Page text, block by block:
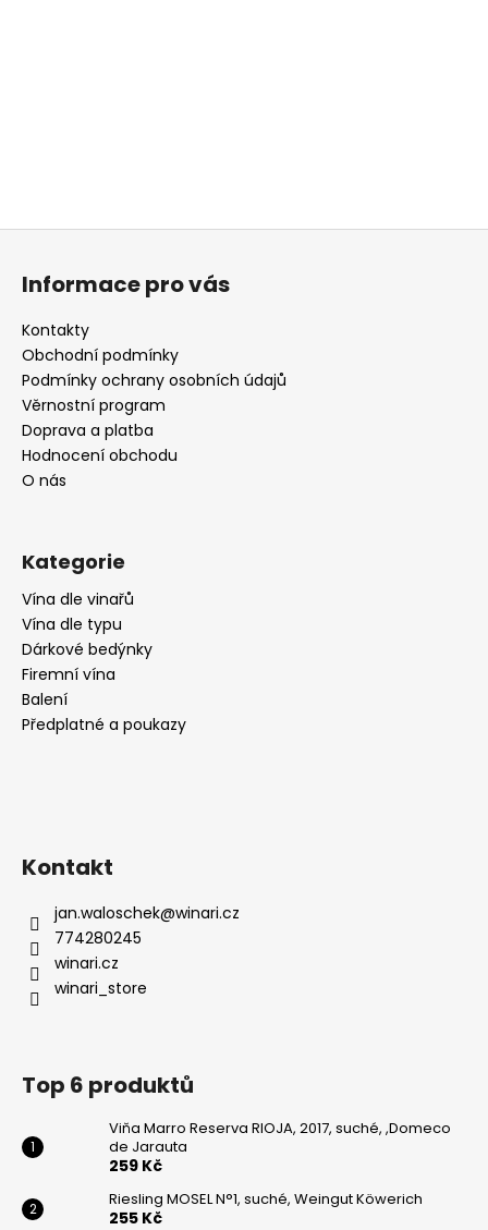
Z
Informace pro vás
Kontakty
Obchodní podmínky
Podmínky ochrany osobních údajů
Věrnostní program
Doprava a platba
Hodnocení obchodu
O nás
Kategorie
Vína dle vinařů
Vína dle typu
Dárkové bedýnky
Firemní vína
Balení
Předplatné a poukazy
Kontakt
jan.waloschek@winari.cz
774280245
winari.cz
winari_store
Top 6 produktů
Viňa Marro Reserva RIOJA, 2017, suché, ,Domeco
de Jarauta
259 Kč
Riesling MOSEL N°1, suché, Weingut Köwerich
255 Kč